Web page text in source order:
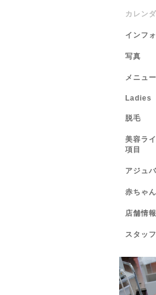
カレン
インフ
写真
メニュー
Ladies
脱毛
美容ラ
項目
アジュ
赤ちゃ
店舗情報
スタッ